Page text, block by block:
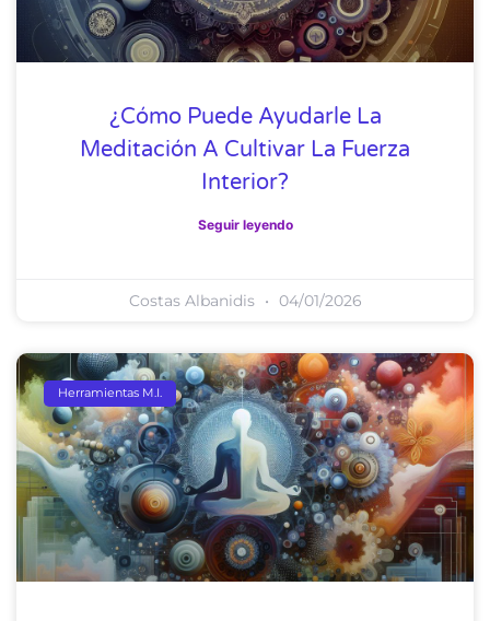
¿Cómo Puede Ayudarle La
Meditación A Cultivar La Fuerza
Interior?
Seguir leyendo
Costas Albanidis 04/01/2026
Herramientas M.I.